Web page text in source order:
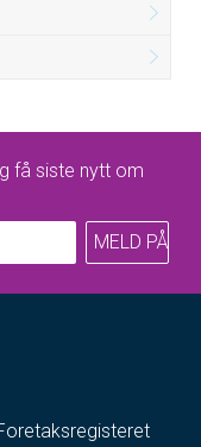
få siste nytt om